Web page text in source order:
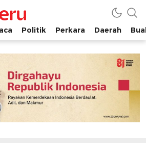
Penting Dibaca
Politik Perkara Daerah